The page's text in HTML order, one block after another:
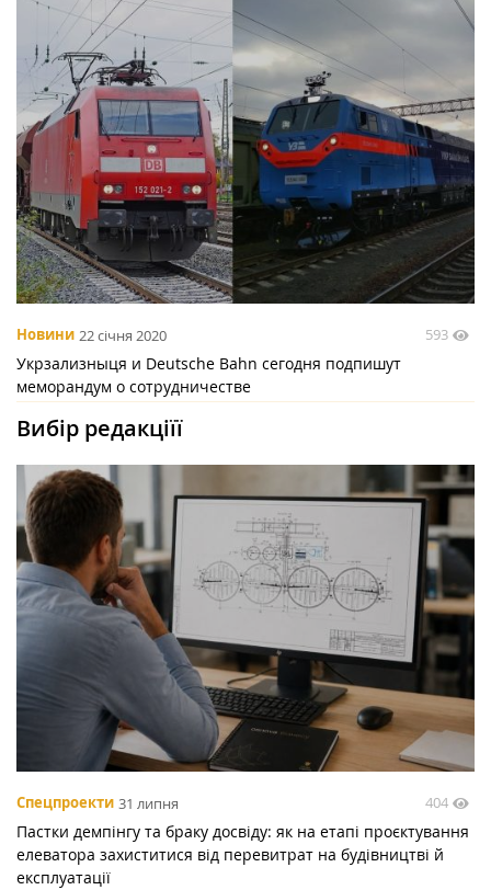
Новини 22 січня 2020 593
Укрзализныця и Deutsche Bahn сегодня подпишут
меморандум о сотрудничестве
Вибір редакціїї
Спецпроекти 31 липня 404
Пастки демпінгу та браку досвіду: як на етапі проєктування
елеватора захиститися від перевитрат на будівництві й
експлуатації